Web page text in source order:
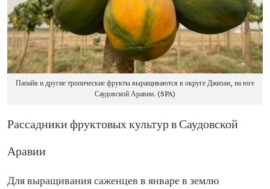
Папайя и другие тропические фрукты выращиваются в округе Джизан, на юге
Саудовской Аравии. (SPA)
Рассадники фруктовых культур в Саудовской
Аравии
Для выращивания саженцев в январе в землю